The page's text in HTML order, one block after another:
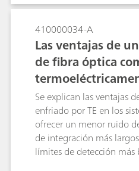
una mayor certeza de
microscopía
410000034-A
Las ventajas de
de fibra óptica
oscopía Raman y
Se explican las ventajas
enfriado por TE en los
ofrecer un menor ruido
de integración más
límites de detección más